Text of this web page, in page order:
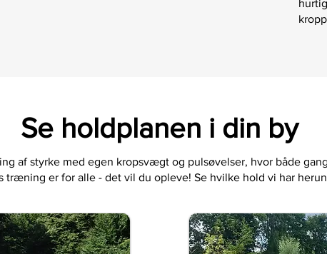
Se holdplanen i din by
af styrke med egen kropsvægt og pulsøvelser, hvor både
træning er for alle - det vil du opleve! Se hvilke hold vi har